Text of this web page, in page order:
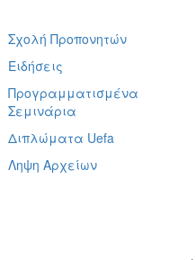
Σχολή Προπονητών
Ειδήσεις
Προγραμματισμένα
Σεμινάρια
Διπλώματα Uefa
Ληψη Αρχείων